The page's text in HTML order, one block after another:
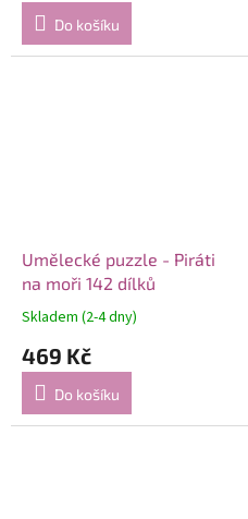
Do košíku
Umělecké puzzle - Piráti
na moři 142 dílků
Skladem (2-4 dny)
469 Kč
Do košíku